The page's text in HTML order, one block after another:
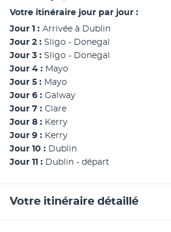
Votre itinéraire jour par jour :
Jour 1 : Arrivée à Dublin
Jour 2 : Sligo - Donegal
Jour 3 : Sligo - Donegal
Jour 4 : Mayo
Jour 5 : Mayo
Jour 6 : Galway
Jour 7 : Clare
Jour 8 : Kerry
Jour 9 : Kerry
Jour 10 : Dublin
Jour 11 : Dublin - départ
Votre itinéraire détaillé